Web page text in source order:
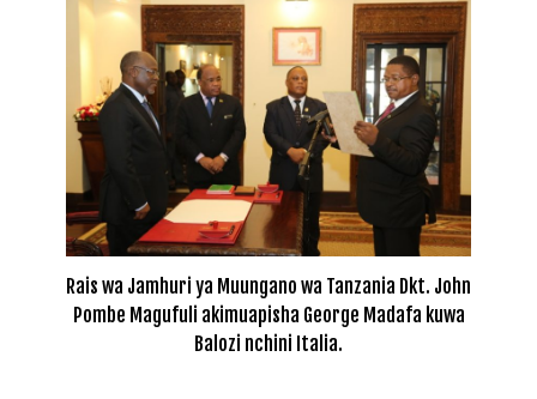
Rais wa Jamhuri ya Muungano wa Tanzania Dkt. John
Pombe Magufuli akimuapisha George Madafa kuwa
Balozi nchini Italia.